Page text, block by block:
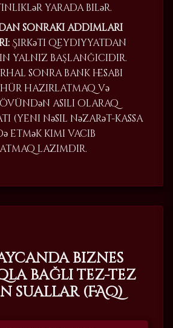
yarada bilər.
sonrakı addımları
Şirkəti qeydiyyatdan
yalnız başlanğıcıdır.
sonra bank hesabı
hazırlatmaq və
asılı olaraq
(yeni nəsil nəzarət-kassa
etmək kimi vacib
lazımdır.
biznes
bağlı tez-tez
suallar (FAQ)